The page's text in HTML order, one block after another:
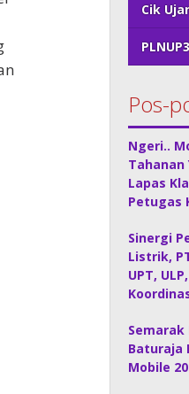
Cik
Pos-
Ngeri..
Tahanan
Lapas
Petugas
Sinergi
Listrik,
UPT,
Semarak
Baturaja
Mobile